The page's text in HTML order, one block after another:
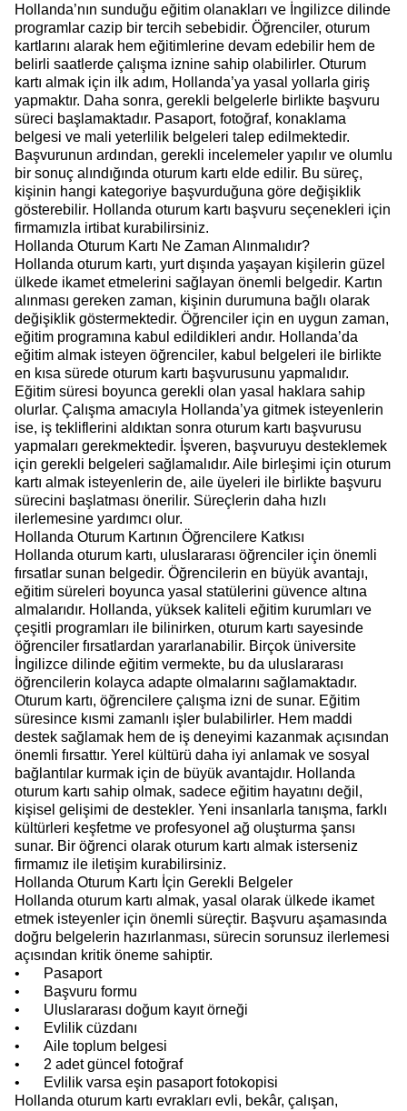
Hollanda’nın sunduğu eğitim olanakları ve İngilizce dilinde
programlar cazip bir tercih sebebidir. Öğrenciler, oturum
kartlarını alarak hem eğitimlerine devam edebilir hem de
belirli saatlerde çalışma iznine sahip olabilirler. Oturum
kartı almak için ilk adım, Hollanda’ya yasal yollarla giriş
yapmaktır. Daha sonra, gerekli belgelerle birlikte başvuru
süreci başlamaktadır. Pasaport, fotoğraf, konaklama
belgesi ve mali yeterlilik belgeleri talep edilmektedir.
Başvurunun ardından, gerekli incelemeler yapılır ve olumlu
bir sonuç alındığında oturum kartı elde edilir. Bu süreç,
kişinin hangi kategoriye başvurduğuna göre değişiklik
gösterebilir. Hollanda oturum kartı başvuru seçenekleri için
firmamızla irtibat kurabilirsiniz.
Hollanda Oturum Kartı Ne Zaman Alınmalıdır?
Hollanda oturum kartı, yurt dışında yaşayan kişilerin güzel
ülkede ikamet etmelerini sağlayan önemli belgedir. Kartın
alınması gereken zaman, kişinin durumuna bağlı olarak
değişiklik göstermektedir. Öğrenciler için en uygun zaman,
eğitim programına kabul edildikleri andır. Hollanda’da
eğitim almak isteyen öğrenciler, kabul belgeleri ile birlikte
en kısa sürede oturum kartı başvurusunu yapmalıdır.
Eğitim süresi boyunca gerekli olan yasal haklara sahip
olurlar. Çalışma amacıyla Hollanda’ya gitmek isteyenlerin
ise, iş tekliflerini aldıktan sonra oturum kartı başvurusu
yapmaları gerekmektedir. İşveren, başvuruyu desteklemek
için gerekli belgeleri sağlamalıdır. Aile birleşimi için oturum
kartı almak isteyenlerin de, aile üyeleri ile birlikte başvuru
sürecini başlatması önerilir. Süreçlerin daha hızlı
ilerlemesine yardımcı olur.
Hollanda Oturum Kartının Öğrencilere Katkısı
Hollanda oturum kartı, uluslararası öğrenciler için önemli
fırsatlar sunan belgedir. Öğrencilerin en büyük avantajı,
eğitim süreleri boyunca yasal statülerini güvence altına
almalarıdır. Hollanda, yüksek kaliteli eğitim kurumları ve
çeşitli programları ile bilinirken, oturum kartı sayesinde
öğrenciler fırsatlardan yararlanabilir. Birçok üniversite
İngilizce dilinde eğitim vermekte, bu da uluslararası
öğrencilerin kolayca adapte olmalarını sağlamaktadır.
Oturum kartı, öğrencilere çalışma izni de sunar. Eğitim
süresince kısmi zamanlı işler bulabilirler. Hem maddi
destek sağlamak hem de iş deneyimi kazanmak açısından
önemli fırsattır. Yerel kültürü daha iyi anlamak ve sosyal
bağlantılar kurmak için de büyük avantajdır. Hollanda
oturum kartı sahip olmak, sadece eğitim hayatını değil,
kişisel gelişimi de destekler. Yeni insanlarla tanışma, farklı
kültürleri keşfetme ve profesyonel ağ oluşturma şansı
sunar. Bir öğrenci olarak oturum kartı almak isterseniz
firmamız ile iletişim kurabilirsiniz.
Hollanda Oturum Kartı İçin Gerekli Belgeler
Hollanda oturum kartı almak, yasal olarak ülkede ikamet
etmek isteyenler için önemli süreçtir. Başvuru aşamasında
doğru belgelerin hazırlanması, sürecin sorunsuz ilerlemesi
açısından kritik öneme sahiptir.
•
Pasaport
•
Başvuru formu
•
Uluslararası doğum kayıt örneği
•
Evlilik cüzdanı
•
Aile toplum belgesi
•
2 adet güncel fotoğraf
•
Evlilik varsa eşin pasaport fotokopisi
Hollanda oturum kartı evrakları evli, bekâr, çalışan,